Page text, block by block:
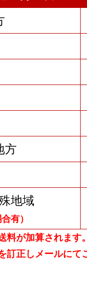
方
地域
有）
料が加算されます
訂正しメールにて